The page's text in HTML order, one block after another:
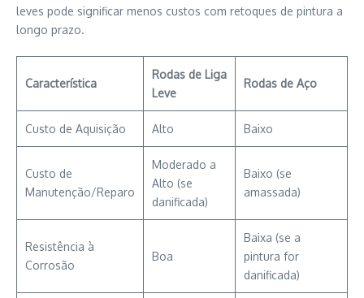
leves pode significar menos custos com retoques de pintura a
longo prazo.
Característica
Rodas de Liga
Leve
Rodas de Aço
Custo de Aquisição Alto Baixo
Custo de
Manutenção/Reparo
Moderado a
Alto (se
danificada)
Baixo (se
amassada)
Resistência à
Corrosão
Boa
Baixa (se a
pintura for
danificada)